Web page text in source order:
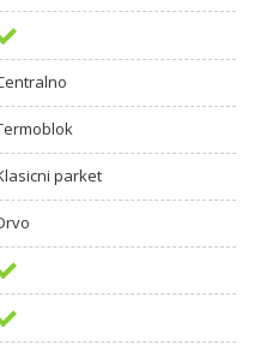
parket